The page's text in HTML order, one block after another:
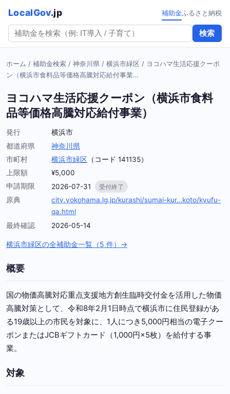
LocalGov.jp
検索
補助金ふるさと納税
ホーム / 補助金検索 / 神奈川県 / 横浜市緑区 / ヨコハマ生活応援クーポ
ン（横浜市食料品等価格高騰対応給付事業…
ヨコハマ生活応援クーポン（横浜市食料
品等価格高騰対応給付事業）
発行
横浜市
都道府県
神奈川県
市町村
横浜市緑区 （コード 141135）
上限額
¥5,000
申請期限
2026-07-31 受付終了
原典
city.yokohama.lg.jp/kurashi/sumai-kur…koto/kyufu-
qa.html
最終確認
2026-05-14
横浜市緑区の全補助金一覧（5 件）→
概要
国の物価高騰対応重点支援地方創生臨時交付金を活用した物価
高騰対策として、令和8年2月1日時点で横浜市に住民登録があ
る19歳以上の市民を対象に、1人につき5,000円相当の電子クー
ポンまたはJCBギフトカード（1,000円×5枚）を給付する事
業。
対象